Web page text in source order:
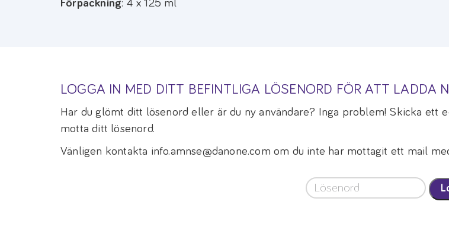
Förpackning: 4 x 125 ml
LOGGA IN MED DITT BEFINTLIGA LÖSENORD FÖR ATT LADDA
Har du glömt ditt lösenord eller är du ny användare? Inga problem! Skicka ett
motta ditt lösenord.
Vänligen kontakta info.amnse@danone.com om du inte har mottagit ett mail